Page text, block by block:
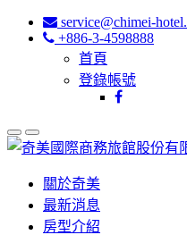
service@chimei-
+886-3-4598888
首頁
登錄帳號
關於奇美
最新消息
房型介紹